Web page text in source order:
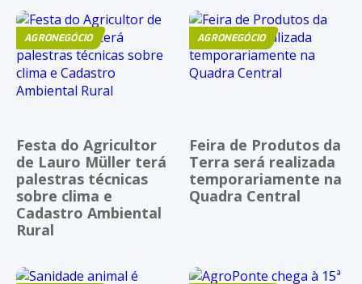
AGRONEGÓCIO
Festa do Agricultor
de Lauro Müller terá
palestras técnicas
sobre clima e
Cadastro Ambiental
Rural
AGRONEGÓCIO
Feira de Produtos da
Terra será realizada
temporariamente na
Quadra Central